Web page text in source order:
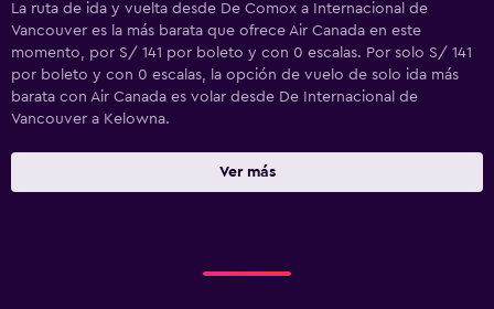
La ruta de ida y vuelta desde De Comox a Internacional de
Vancouver es la más barata que ofrece Air Canada en este
momento, por S/ 141 por boleto y con 0 escalas. Por solo S/ 141
por boleto y con 0 escalas, la opción de vuelo de solo ida más
barata con Air Canada es volar desde De Internacional de
Vancouver a Kelowna.
Ver más